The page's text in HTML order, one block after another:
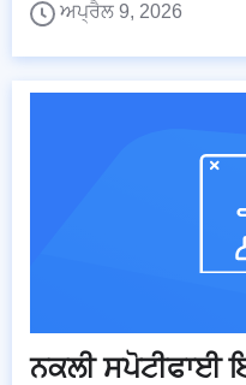
ਅਪ੍ਰੈਲ 9, 2026
ਨਕਲੀ ਸਪੋਟੀਫਾਈ